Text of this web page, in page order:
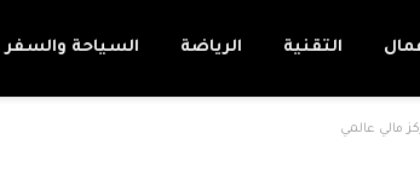
التقنية الرياضة السياحة والسفر
مالي عالمي